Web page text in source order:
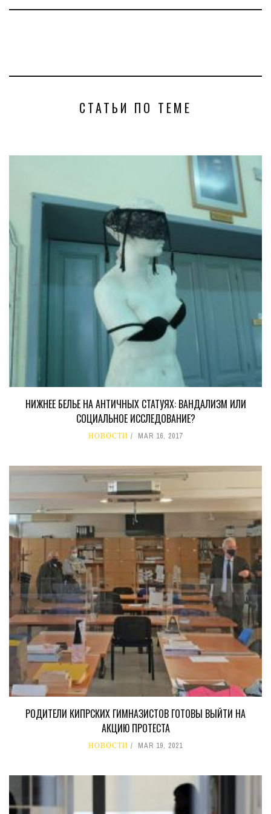
СТАТЬИ ПО ТЕМЕ
НИЖНЕЕ БЕЛЬЕ НА АНТИЧНЫХ СТАТУЯХ: ВАНДАЛИЗМ ИЛИ
СОЦИАЛЬНОЕ ИССЛЕДОВАНИЕ?
НОВОСТИ MAR 16, 2017
РОДИТЕЛИ КИПРСКИХ ГИМНАЗИСТОВ ГОТОВЫ ВЫЙТИ НА
АКЦИЮ ПРОТЕСТА
НОВОСТИ MAR 19, 2021